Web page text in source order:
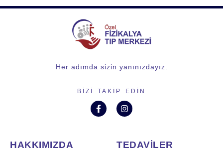
Her adımda sizin yanınızdayız.
BIZI TAKIP EDIN
HAKKIMIZDA TEDAVİLER